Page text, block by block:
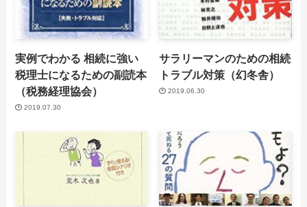
実例でわかる 相続に強い
税理士になるための副読本
（税務経理協会）
2019.07.30
サラリーマンのための相続
トラブル対策（幻冬舎）
2019.06.30